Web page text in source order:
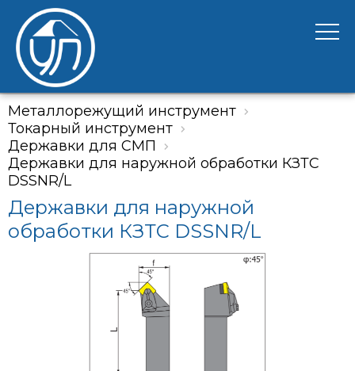
Металлорежущий инструмент
Токарный инструмент
Державки для СМП
Державки для наружной обработки КЗТС
DSSNR/L
Державки для наружной
обработки КЗТС DSSNR/L